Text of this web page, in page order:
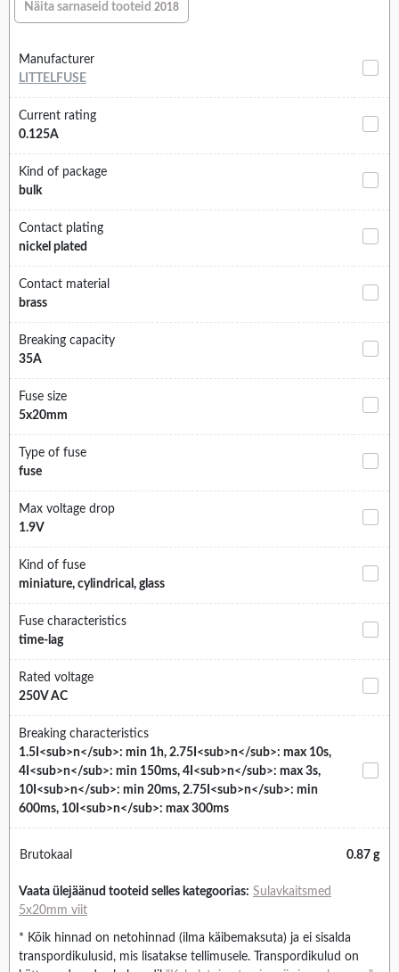
Näita sarnaseid tooteid 2018
Manufacturer
LITTELFUSE
Current rating
0.125A
Kind of package
bulk
Contact plating
nickel plated
Contact material
brass
Breaking capacity
35A
Fuse size
5x20mm
Type of fuse
fuse
Max voltage drop
1.9V
Kind of fuse
miniature, cylindrical, glass
Fuse characteristics
time-lag
Rated voltage
250V AC
Breaking characteristics
1.5I<sub>n</sub>: min 1h, 2.75I<sub>n</sub>: max 10s,
4I<sub>n</sub>: min 150ms, 4I<sub>n</sub>: max 3s,
10I<sub>n</sub>: min 20ms, 2.75I<sub>n</sub>: min
600ms, 10I<sub>n</sub>: max 300ms
Brutokaal 0.87 g
Vaata ülejäänud tooteid selles kategoorias: Sulavkaitsmed
5x20mm viit
* Kõik hinnad on netohinnad (ilma käibemaksuta) ja ei sisalda
transpordikulusid, mis lisatakse tellimusele. Transpordikulud on